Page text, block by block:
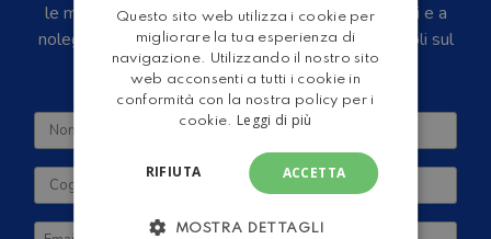
le migliori offerte su camper e caravan nuovi, usati e a
noleggio, eventi, video recensioni, iniziative e articoli sul
mondo del turismo outdoor.
ENGLISH
Questo sito web utilizza i cookie per
migliorare la tua esperienza di
navigazione. Utilizzando il nostro sito
web acconsenti a tutti i cookie in
conformità con la nostra policy per i
cookie. Leggi di più
ACCETTA
RIFIUTA
MOSTRA DETTAGLI